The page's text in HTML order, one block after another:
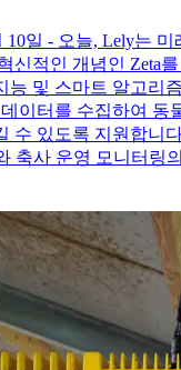
10일 - 오늘, Lely는
신적인 개념인 Zeta
능 및 스마트 알고리
이터를 수집하여 동
수 있도록 지원합니
축사 운영 모니터링